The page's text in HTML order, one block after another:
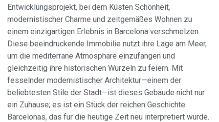
Entwicklungsprojekt, bei dem Küsten Schönheit,
modernistischer Charme und zeitgemäßes Wohnen zu
einem einzigartigen Erlebnis in Barcelona verschmelzen.
Diese beeindruckende Immobilie nutzt ihre Lage am Meer,
um die mediterrane Atmosphäre einzufangen und
gleichzeitig ihre historischen Wurzeln zu feiern. Mit
fesselnder modernistischer Architektur—einem der
beliebtesten Stile der Stadt—ist dieses Gebäude nicht nur
ein Zuhause; es ist ein Stück der reichen Geschichte
Barcelonas, das für die heutige Zeit neu interpretiert wurde.